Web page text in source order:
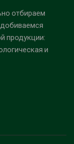
отбираем
продукции:
и